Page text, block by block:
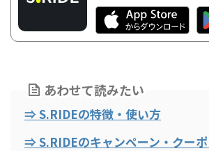
あわせて読みたい
⇒ S.RIDEの特徴・使い方
⇒ S.RIDEのキャンペーン・クー